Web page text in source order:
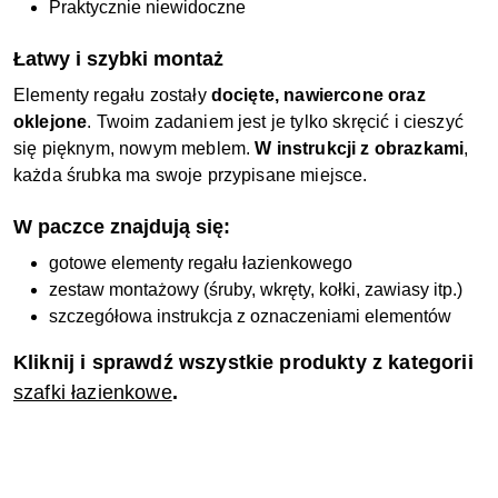
Praktycznie niewidoczne
Łatwy i szybki montaż
Elementy regału zostały docięte, nawiercone oraz
oklejone. Twoim zadaniem jest je tylko skręcić i cieszyć
się pięknym, nowym meblem.W instrukcji z obrazkami,
każda śrubka ma swoje przypisane miejsce.
W paczce znajdują się:
gotowe elementy regału łazienkowego
zestaw montażowy (śruby, wkręty, kołki, zawiasy itp.)
szczegółowa instrukcja z oznaczeniami elementów
Kliknij i sprawdź wszystkie produkty z kategorii
szafki łazienkowe.